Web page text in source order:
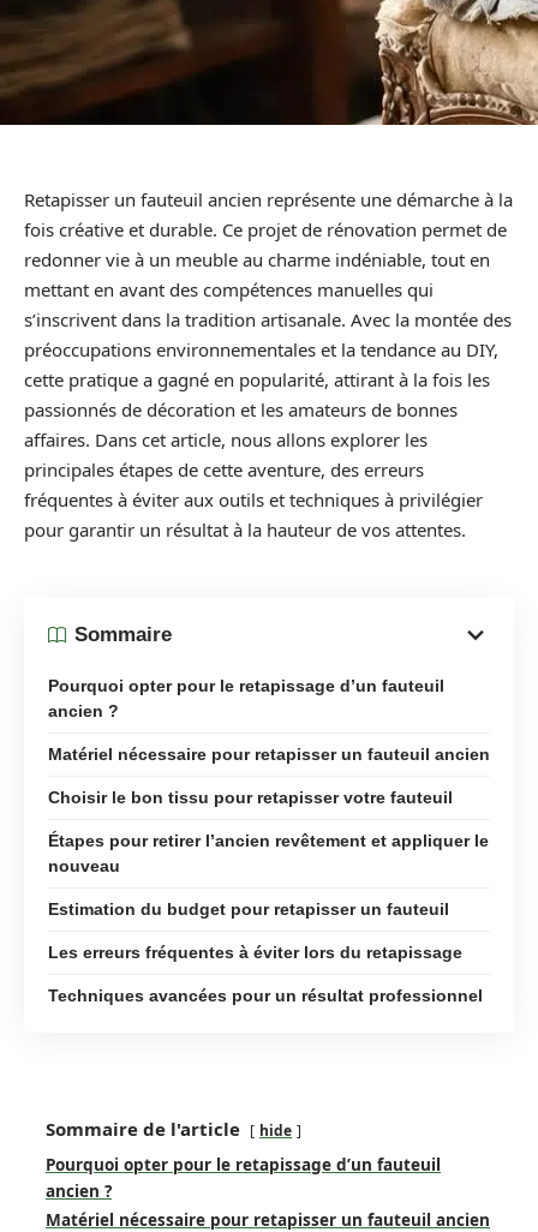
Retapisser un fauteuil ancien représente une démarche à la
fois créative et durable. Ce projet de rénovation permet de
redonner vie à un meuble au charme indéniable, tout en
mettant en avant des compétences manuelles qui
s’inscrivent dans la tradition artisanale. Avec la montée des
préoccupations environnementales et la tendance au DIY,
cette pratique a gagné en popularité, attirant à la fois les
passionnés de décoration et les amateurs de bonnes
affaires. Dans cet article, nous allons explorer les
principales étapes de cette aventure, des erreurs
fréquentes à éviter aux outils et techniques à privilégier
pour garantir un résultat à la hauteur de vos attentes.
Sommaire
Pourquoi opter pour le retapissage d’un fauteuil
ancien ?
Matériel nécessaire pour retapisser un fauteuil ancien
Choisir le bon tissu pour retapisser votre fauteuil
Étapes pour retirer l’ancien revêtement et appliquer le
nouveau
Estimation du budget pour retapisser un fauteuil
Les erreurs fréquentes à éviter lors du retapissage
Techniques avancées pour un résultat professionnel
Sommaire de l'article hide
Pourquoi opter pour le retapissage d’un fauteuil
ancien ?
Matériel nécessaire pour retapisser un fauteuil ancien